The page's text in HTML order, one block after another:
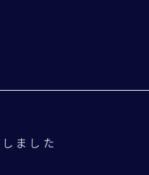
ました